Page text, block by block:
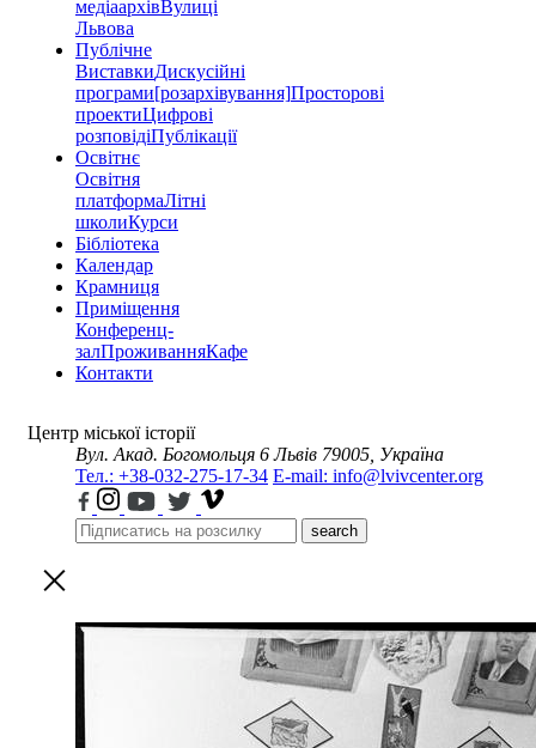
медіаархівВулиці
Львова
Публічне
ВиставкиДискусійні
програми[розархівування]Просторові
проектиЦифрові
розповідіПублікації
Освітнє
Освітня
платформаЛітні
школиКурси
Бібліотека
Календар
Крамниця
Приміщення
Конференц-
залПроживанняКафе
Контакти
Центр міської історії
Вул. Акад. Богомольця 6 Львів 79005, Україна
Тел.: +38-032-275-17-34 E-mail: info@lvivcenter.org
search